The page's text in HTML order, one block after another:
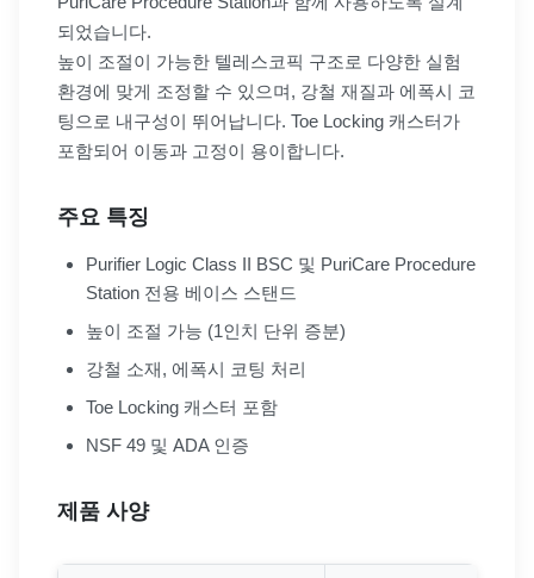
되었습니다.
높이 조절이 가능한 텔레스코픽 구조로 다양한 실험
환경에 맞게 조정할 수 있으며, 강철 재질과 에폭시 코
팅으로 내구성이 뛰어납니다. Toe Locking 캐스터가
포함되어 이동과 고정이 용이합니다.
주요 특징
Purifier Logic Class II BSC 및 PuriCare Procedure
Station 전용 베이스 스탠드
높이 조절 가능 (1인치 단위 증분)
강철 소재, 에폭시 코팅 처리
Toe Locking 캐스터 포함
NSF 49 및 ADA 인증
제품 사양